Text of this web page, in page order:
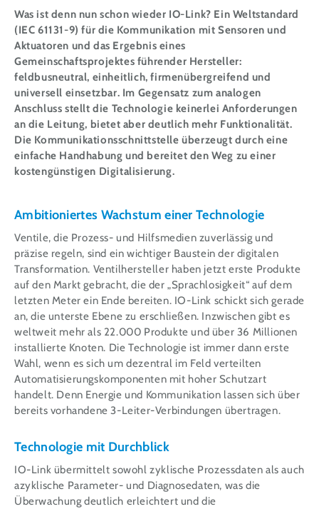
Was ist denn nun schon wieder IO-Link? Ein Weltstandard
(IEC 61131-9) für die Kommunikation mit Sensoren und
Aktuatoren und das Ergebnis eines
Gemeinschaftsprojektes führender Hersteller:
feldbusneutral, einheitlich, firmenübergreifend und
universell einsetzbar. Im Gegensatz zum analogen
Anschluss stellt die Technologie keinerlei Anforderungen
an die Leitung, bietet aber deutlich mehr Funktionalität.
Die Kommunikationsschnittstelle überzeugt durch eine
einfache Handhabung und bereitet den Weg zu einer
kostengünstigen Digitalisierung.
Ambitioniertes Wachstum einer Technologie
Ventile, die Prozess- und Hilfsmedien zuverlässig und
präzise regeln, sind ein wichtiger Baustein der digitalen
Transformation. Ventilhersteller haben jetzt erste Produkte
auf den Markt gebracht, die der „Sprachlosigkeit“ auf dem
letzten Meter ein Ende bereiten. IO-Link schickt sich gerade
an, die unterste Ebene zu erschließen. Inzwischen gibt es
weltweit mehr als 22.000 Produkte und über 36 Millionen
installierte Knoten. Die Technologie ist immer dann erste
Wahl, wenn es sich um dezentral im Feld verteilten
Automatisierungskomponenten mit hoher Schutzart
handelt. Denn Energie und Kommunikation lassen sich über
bereits vorhandene 3-Leiter-Verbindungen übertragen.
Technologie mit Durchblick
IO-Link übermittelt sowohl zyklische Prozessdaten als auch
azyklische Parameter- und Diagnosedaten, was die
Überwachung deutlich erleichtert und die